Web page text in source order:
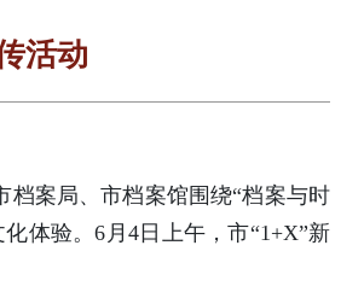
活动
案局、市档案馆围绕“档案与时
体验。6月4日上午，市“1+X”新